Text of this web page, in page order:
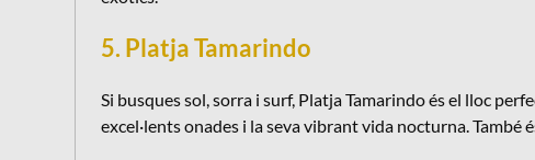
5. Platja Tamarindo
Si busques sol, sorra i surf, Platja Tamarindo és el lloc
excel·lents onades i la seva vibrant vida nocturna.